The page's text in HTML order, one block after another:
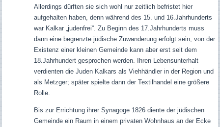
Allerdings dürften sie sich wohl nur zeitlich befristet hier
aufgehalten haben, denn während des 15. und 16.Jahrhunderts
war Kalkar „judenfrei“. Zu Beginn des 17.Jahrhunderts muss
dann eine begrenzte jüdische Zuwanderung erfolgt sein; von der
Existenz einer kleinen Gemeinde kann aber erst seit dem
18.Jahrhundert gesprochen werden. Ihren Lebensunterhalt
verdienten die Juden Kalkars als Viehhändler in der Region und
als Metzger; später spielte dann der Textilhandel eine größere
Rolle.
Bis zur Errichtung ihrer Synagoge 1826 diente der jüdischen
Gemeinde ein Raum in einem privaten Wohnhaus an der Ecke